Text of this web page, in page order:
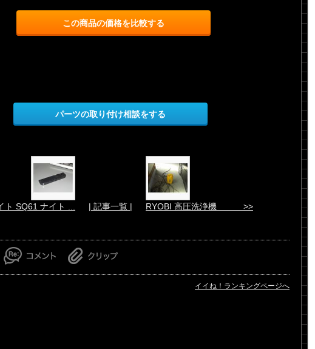
この商品の価格を比較する
パーツの取り付け相談をする
ト SQ61 ナイト ... | 記事一覧 | RYOBI 高圧洗浄機 >>
イイね！ランキングページへ